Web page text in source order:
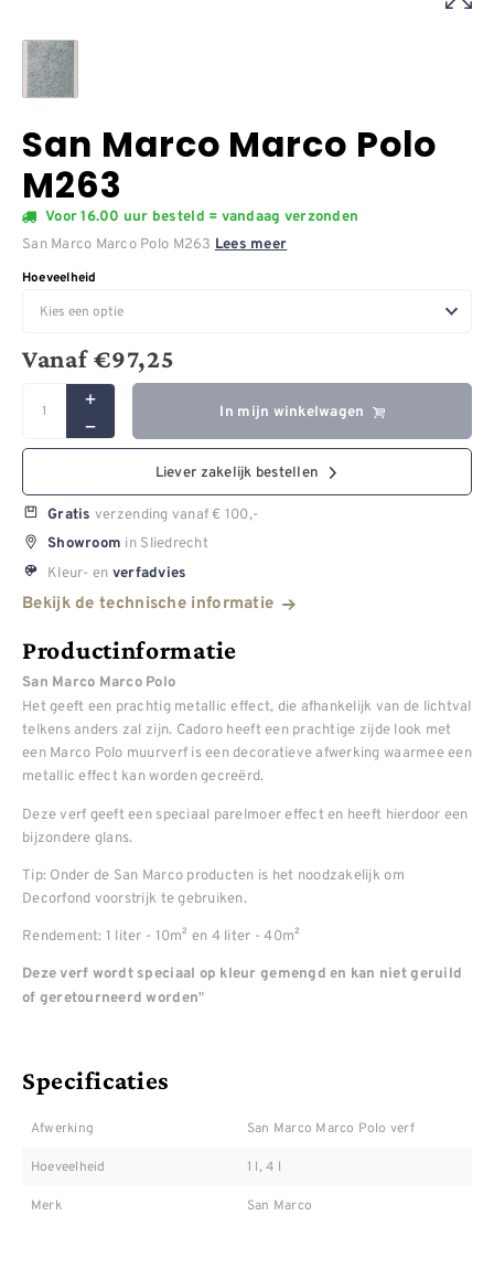
San Marco Marco Polo
M263
Voor 16.00 uur besteld = vandaag verzonden
San Marco Marco Polo M263 Lees meer
Hoeveelheid
Vanaf€97,25
In mijn winkelwagen
Liever zakelijk bestellen
Gratis verzending vanaf € 100,-
Showroom in Sliedrecht
Kleur- en verfadvies
Bekijk de technische informatie
Productinformatie
San Marco Marco Polo
Het geeft een prachtig metallic effect, die afhankelijk van de lichtval
telkens anders zal zijn. Cadoro heeft een prachtige zijde look met
een Marco Polo muurverf is een decoratieve afwerking waarmee een
metallic effect kan worden gecreërd.
Deze verf geeft een speciaal parelmoer effect en heeft hierdoor een
bijzondere glans.
Tip: Onder de San Marco producten is het noodzakelijk om
Decorfond voorstrijk te gebruiken.
Rendement: 1 liter - 10m² en 4 liter - 40m²
Deze verf wordt speciaal op kleur gemengd en kan niet geruild
of geretourneerd worden"
Specificaties
Afwerking San Marco Marco Polo verf
Hoeveelheid 1 l, 4 l
Merk San Marco